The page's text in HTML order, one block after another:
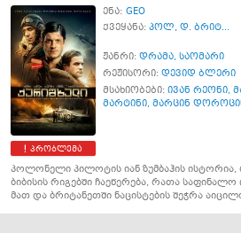
პრობლემა
ენა: GEO
ქვეყანა: პოლ, დ. ბრიტ...
ჟანრი: დრამა, საომარი
რეჟისორი: დევიდ ბლერი
მსახიობები: ივან რეონი,
მარტინი, მარცინ
პოლონელი პილოტის იან ზუმბაჰის
ბიბისის რიგებში ჩაეწერება, რათა
მათ და ბრიტანეთში ნაცისტების შეჭრა